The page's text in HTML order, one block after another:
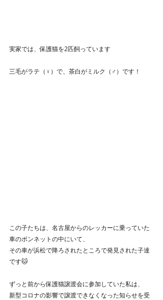
実家では、保護猫を2匹飼っています
三毛がラテ（♀️）で、 茶白がミルク（♂️） です！
この子たちは、名古屋からのレッカーに乗っていた
車のボンネットの中にいて、
その車が浜松で降ろされたところで発見された子達
です🐱
ずっと前から保護猫譲渡会に参加していた私は、
新型コロナの影響で譲渡できなくなった知らせを受